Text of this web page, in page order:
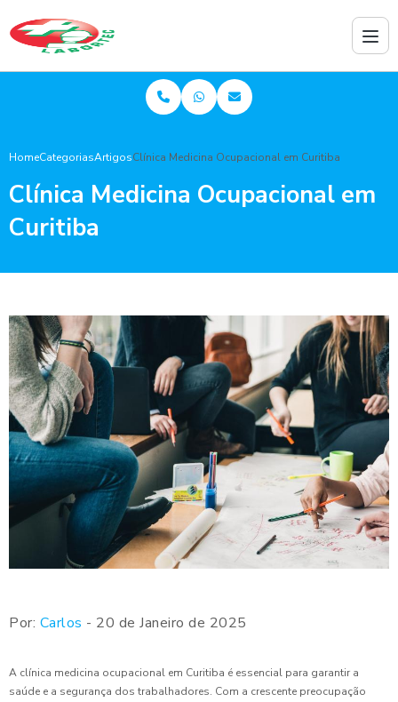
HomeCategoriasArtigosClínica Medicina Ocupacional em Curitiba
Clínica Medicina Ocupacional em
Curitiba
Por: Carlos - 20 de Janeiro de 2025
A clínica medicina ocupacional em Curitiba é essencial para garantir a
saúde e a segurança dos trabalhadores. Com a crescente preocupação